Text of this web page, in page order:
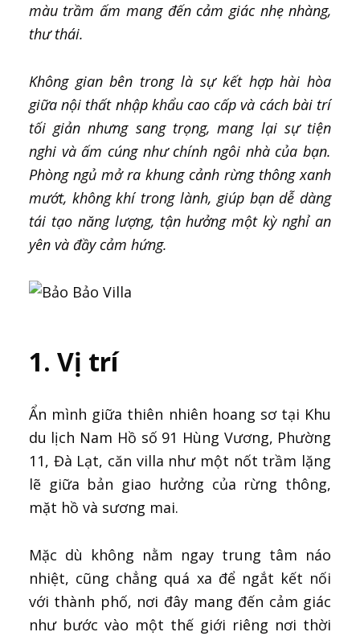
màu trầm ấm mang đến cảm giác nhẹ nhàng,
thư thái.
Không gian bên trong là sự kết hợp hài hòa
giữa nội thất nhập khẩu cao cấp và cách bài trí
tối giản nhưng sang trọng, mang lại sự tiện
nghi và ấm cúng như chính ngôi nhà của bạn.
Phòng ngủ mở ra khung cảnh rừng thông xanh
mướt, không khí trong lành, giúp bạn dễ dàng
tái tạo năng lượng, tận hưởng một kỳ nghỉ an
yên và đầy cảm hứng.
1. Vị trí
Ẩn mình giữa thiên nhiên hoang sơ tại Khu
du lịch Nam Hồ số 91 Hùng Vương, Phường
11, Đà Lạt, căn villa như một nốt trầm lặng
lẽ giữa bản giao hưởng của rừng thông,
mặt hồ và sương mai.
Mặc dù không nằm ngay trung tâm náo
nhiệt, cũng chẳng quá xa để ngắt kết nối
với thành phố, nơi đây mang đến cảm giác
như bước vào một thế giới riêng nơi thời